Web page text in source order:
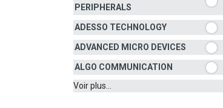
PERIPHERALS
ADESSO TECHNOLOGY
ADVANCED MICRO DEVICES
ALGO COMMUNICATION
Voir plus...